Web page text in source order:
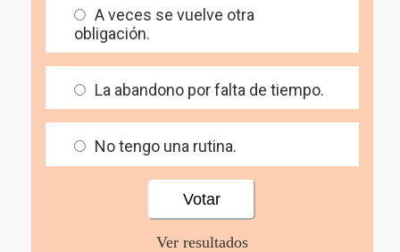
A veces se vuelve otra
obligación.
La abandono por falta de tiempo.
No tengo una rutina.
Ver resultados